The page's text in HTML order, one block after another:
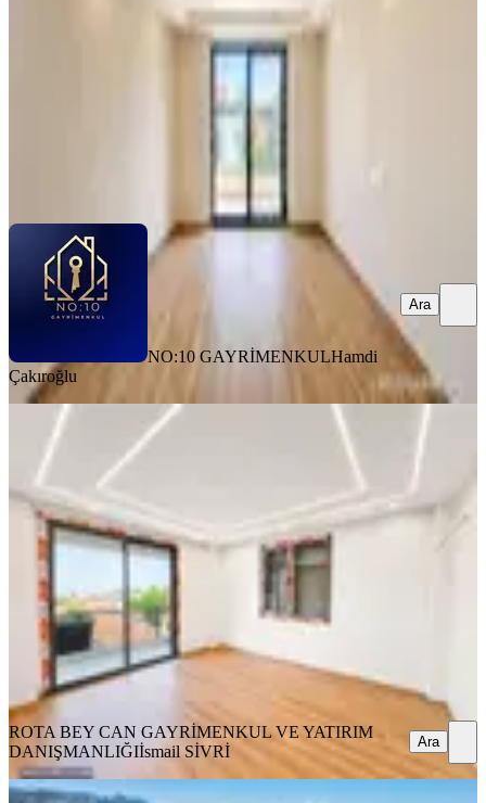
·130 m²·4. Kat·05.08.2026
5.300.000 ₺
Hamdi Çakıroğlu
NO:10 GAYRİMENKULHamdi
Çakıroğlu
Ara
SIFIR BİNA
Rota'dan | Merkezi Konum | 2+1
|kapalı Mutfak | Lüks Daire
Ayvalık, Altınova Mahallesi
2+1·105 m² Yüksek giriş·
4.950.000 ₺
ROTA BEY CAN GAYRİMENKUL VE YATIRIM
DANIŞMANLIĞIİsmail SİVRİ
Ara
ROTA BEY CAN GAYRİMENKUL VE YATIRIM
DANIŞMANLIĞIİsmail SİVRİ Ara
SIFIR BİNA